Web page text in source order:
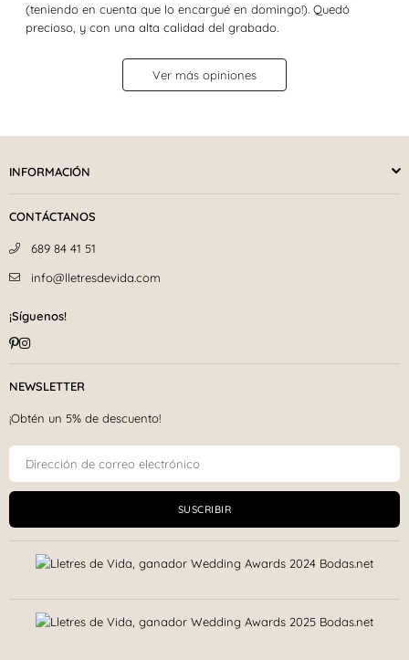
(teniendo en cuenta que lo encargué en domingo!). Quedó
precioso, y con una alta calidad del grabado.
Ver más opiniones
INFORMACIÓN
CONTÁCTANOS
689 84 41 51
info@lletresdevida.com
¡Síguenos!
Pinterest
Instagram
NEWSLETTER
¡Obtén un 5% de descuento!
SUSCRIBIR